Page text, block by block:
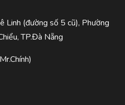
(đường số 5 cũ), Phường
TP.Đà Nẵng